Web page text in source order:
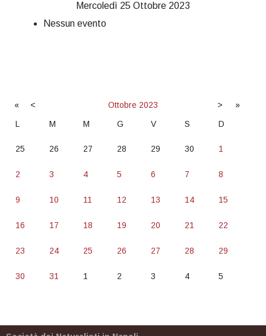
Mercoledì 25 Ottobre 2023
Nessun evento
« < Ottobre 2023 >
»
L
M M G V S D
25 26 27 28 29 30 1
2 3 4 5 6 7 8
9 10 11 12 13 14 15
16 17 18 19 20 21 22
23 24 25 26 27 28 29
30 31 1 2 3 4 5